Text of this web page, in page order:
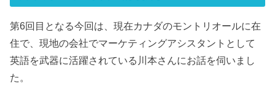
第6回目となる今回は、現在カナダのモントリオールに在
住で、現地の会社でマーケティングアシスタントとして
英語を武器に活躍されている川本さんにお話を伺いまし
た。